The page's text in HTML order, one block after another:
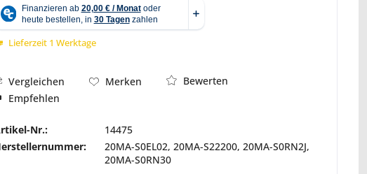
ähnlich
Lieferzeit 1 Werktage
Vergleichen Merken
Bewerten
Empfehlen
Nr.:
14475
20MA-S0EL02, 20MA-S22200, 20MA-S0RN2J,
20MA-S0RN30